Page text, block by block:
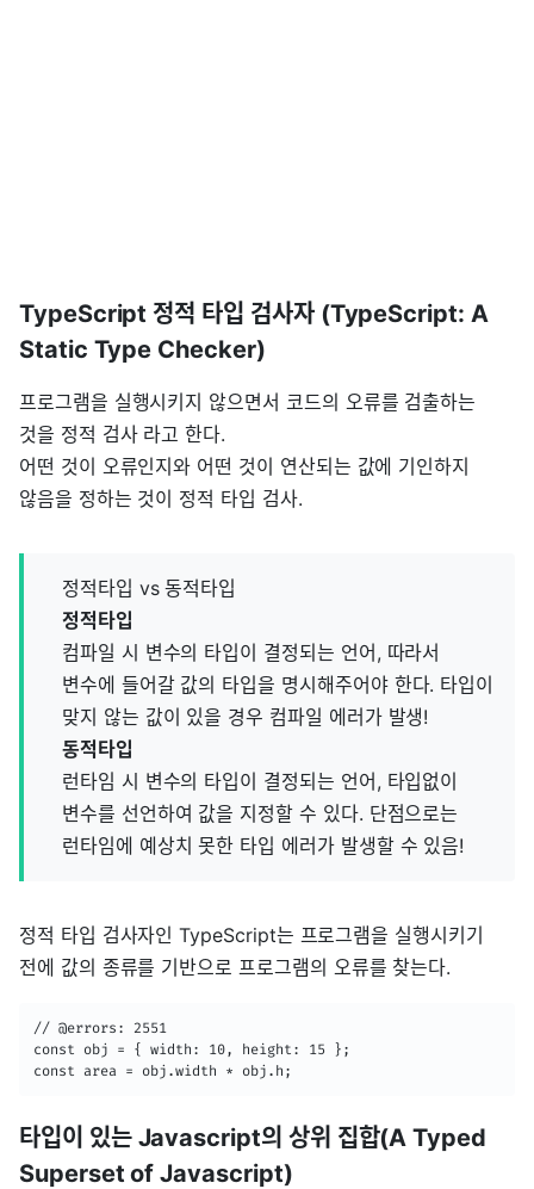
TypeScript 정적 타입 검사자 (TypeScript: A
Static Type Checker)
프로그램을 실행시키지 않으면서 코드의 오류를 검출하는
것을 정적 검사 라고 한다.
어떤 것이 오류인지와 어떤 것이 연산되는 값에 기인하지
않음을 정하는 것이 정적 타입 검사.
정적타입 vs 동적타입
정적타입
컴파일 시 변수의 타입이 결정되는 언어, 따라서
변수에 들어갈 값의 타입을 명시해주어야 한다. 타입이
맞지 않는 값이 있을 경우 컴파일 에러가 발생!
동적타입
런타임 시 변수의 타입이 결정되는 언어, 타입없이
변수를 선언하여 값을 지정할 수 있다. 단점으로는
런타임에 예상치 못한 타입 에러가 발생할 수 있음!
정적 타입 검사자인 TypeScript는 프로그램을 실행시키기
전에 값의 종류를 기반으로 프로그램의 오류를 찾는다.
// @errors: 2551
const obj = { width: 10, height: 15 };
const area = obj.width * obj.h;
타입이 있는 Javascript의 상위 집합(A Typed
Superset of Javascript)